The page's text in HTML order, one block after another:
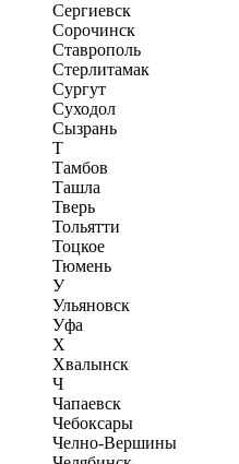
Сергиевск
Сорочинск
Ставрополь
Стерлитамак
Сургут
Суходол
Сызрань
Т
Тамбов
Ташла
Тверь
Тольятти
Тоцкое
Тюмень
У
Ульяновск
Уфа
Х
Хвалынск
Ч
Чапаевск
Чебоксары
Челно-Вершины